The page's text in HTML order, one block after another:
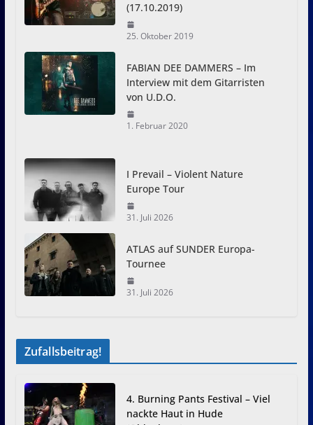
(17.10.2019)
25. Oktober 2019
FABIAN DEE DAMMERS – Im
Interview mit dem Gitarristen
von U.D.O.
1. Februar 2020
I Prevail – Violent Nature
Europe Tour
31. Juli 2026
ATLAS auf SUNDER Europa-
Tournee
31. Juli 2026
Zufallsbeitrag!
4. Burning Pants Festival – Viel
nackte Haut in Hude